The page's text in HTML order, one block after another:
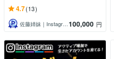
4.7(13)
佐藤姉妹｜Instagramプロマーケタ 100,000 円